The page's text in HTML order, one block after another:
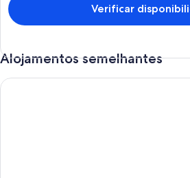
Verificar
Alojamentos semelhantes
Fjällfrid Stugor